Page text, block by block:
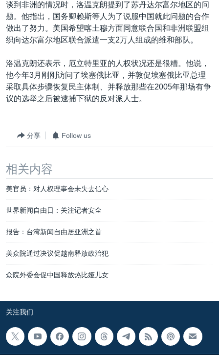
谈到非洲的情况时，洛温克朗提到了苏丹达尔富尔地区的问
题。他指出，国务卿赖斯等人为了说服中国就此问题的合作
做出了努力。美国希望喀土穆方面同意联合国和非洲联盟组
织向达尔富尔地区联合派遣一支2万人组成的维和部队。
洛温克朗还表示，厄立特里亚的人权状况还是很糟。他说，
他今年3月刚刚访问了埃塞俄比亚，并敦促埃塞俄比亚总理
采取具体步骤恢复民主体制、并释放那些在2005年那场有争
议的选举之后被逮捕下狱的反对派人士。
分享 Follow us
相关内容
美官员：对人权理事会未失去信心
世界新闻自由日：关注记者安全
报告：台湾新闻自由居亚洲之首
美众院通过决议促越南释放政治犯
众院外委会促中国释放热比娅儿女
关注我们